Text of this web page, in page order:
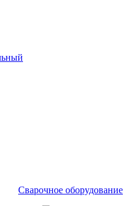
Сварочное оборудование